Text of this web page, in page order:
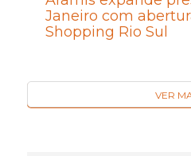
Janeiro com
Shopping Rio Sul
VER